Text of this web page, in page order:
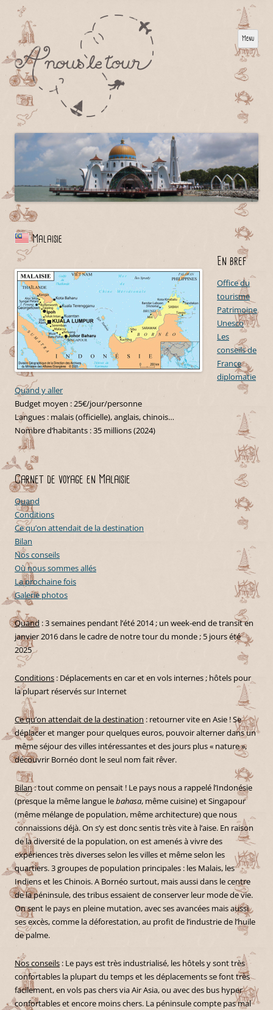
Menu
Malaisie
En bref
Office du
tourisme
Patrimoine
Unesco
Les
conseils de
France
diplomatie
Quand y aller
Budget moyen : 25€/jour/personne
Langues : malais (officielle), anglais, chinois…
Nombre d’habitants : 35 millions (2024)
Carnet de voyage en Malaisie
Quand
Conditions
Ce qu’on attendait de la destination
Bilan
Nos conseils
Où nous sommes allés
La prochaine fois
Galerie photos
Quand : 3 semaines pendant l’été 2014 ; un week-end de transit en
janvier 2016 dans le cadre de notre tour du monde ; 5 jours été
2025
Conditions : Déplacements en car et en vols internes ; hôtels pour
la plupart réservés sur Internet
Ce qu’on attendait de la destination : retourner vite en Asie ! Se
déplacer et manger pour quelques euros, pouvoir alterner dans un
même séjour des villes intéressantes et des jours plus « nature »,
découvrir Bornéo dont le seul nom fait rêver.
Bilan: tout comme on pensait ! Le pays nous a rappelé l’Indonésie
(presque la même langue lebahasa, même cuisine) et Singapour
(même mélange de population, même architecture) que nous
connaissions déjà. On s’y est donc sentis très vite à l’aise. En raison
de la diversité de la population, on est amenés à vivre des
expériences très diverses selon les villes et même selon les
quartiers. 3 groupes de population principales : les Malais, les
Indiens et les Chinois. A Bornéo surtout, mais aussi dans le centre
de la péninsule, des tribus essaient de conserver leur mode de vie.
On sent le pays en pleine mutation, avec ses avancées mais aussi
ses excès, comme la déforestation, au profit de l’industrie de l’huile
de palme.
Nos conseils : Le pays est très industrialisé, les hôtels y sont très
confortables la plupart du temps et les déplacements se font très
facilement, en vols pas chers via Air Asia, ou avec des bus hyper
confortables et encore moins chers. La péninsule compte pas mal